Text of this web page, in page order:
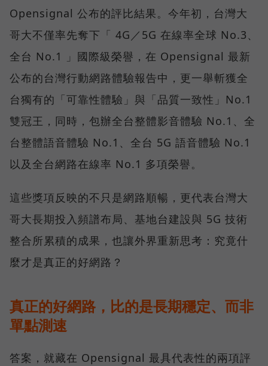
Opensignal 公布的評比結果。今年初，台灣大
哥大不僅率先奪下「 4G／5G 在線率全球 No.3、
全台 No.1 」國際級榮譽，在 Opensignal 最新
公布的台灣行動網路體驗報告中，更一舉斬獲全
台獨有的「可靠性體驗」與「品質一致性」No.1
雙冠王，同時，包辦全台整體影音體驗 No.1、全
台整體語音體驗 No.1、全台 5G 語音體驗 No.1
以及全台網路在線率 No.1 多項榮譽。
這些獎項反映的不只是網路順暢，更代表台灣大
哥大長期投入頻譜布局、基地台建設與 5G 技術
整合所累積的成果，也讓外界重新思考：究竟什
麼才是真正的好網路？
真正的好網路，比的是長期穩定、而非
單點測速
答案，就藏在 Opensignal 最具代表性的兩項評